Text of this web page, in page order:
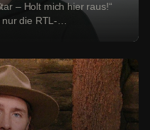
– Holt mich hier raus!“
die RTL-